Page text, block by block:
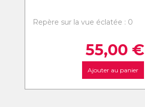
Repère sur la vue éclatée : 0
55,00 €
Ajouter au panier